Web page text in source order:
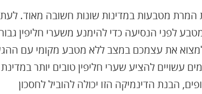
המרת מטבעות במדינות שונות חשובה מאוד.
לפני הנסיעה כדי להימנע משערי חליפין
את עצמכם במצב ללא מטבע מקומי עם
עשויים להציע שערי חליפין טובים יותר במדינת
הבנת הדינמיקה הזו יכולה להוביל לחסכון